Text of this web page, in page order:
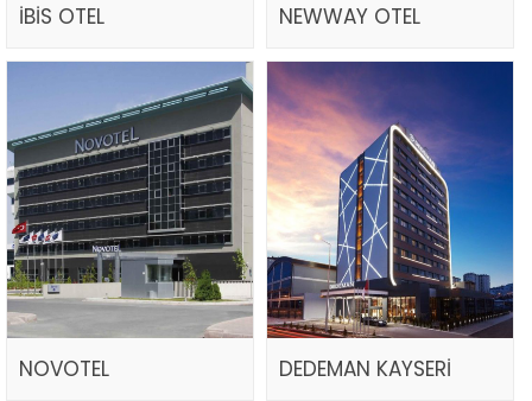
İBİS OTEL NEWWAY OTEL
NOVOTEL DEDEMAN KAYSERİ